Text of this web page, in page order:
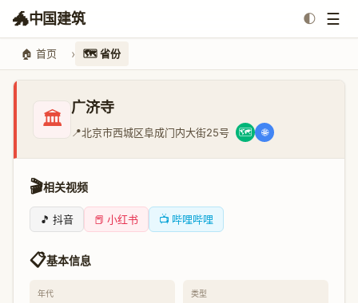
🐲中国建筑 🌓 ☰
🏠 首页 🗺️ 省份
🏛️ 广济寺
📍北京市西城区阜成门内大街25号 🗺️ 🌐
🎬相关视频
🎵 抖音 📕 小红书 📺 哔哩哔哩
📋基本信息
年代 类型